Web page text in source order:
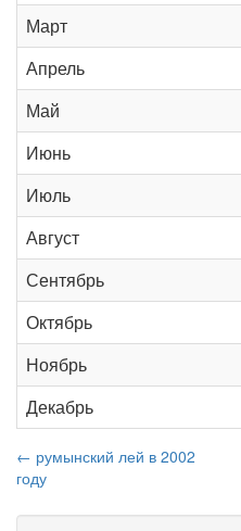
Март
Апрель
Май
Июнь
Июль
Август
Сентябрь
Октябрь
Ноябрь
Декабрь
← румынский лей в 2002
году